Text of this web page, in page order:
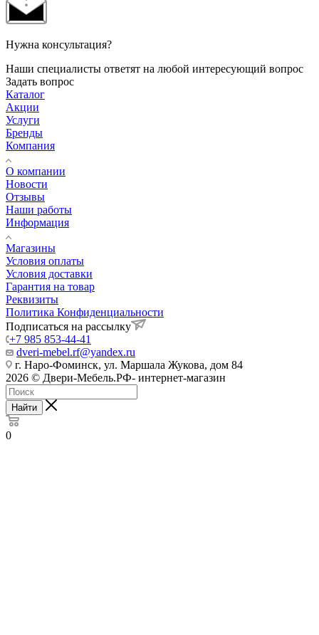
Нужна консультация?
Наши специалисты ответят на любой интересующий вопрос
Задать вопрос
Каталог
Акции
Услуги
Бренды
Компания
О компании
Новости
Отзывы
Наши работы
Информация
Магазины
Условия оплаты
Условия доставки
Гарантия на товар
Реквизиты
Политика Конфиденциальности
Подписаться на рассылку
+7 985 853-44-41
dveri-mebel.rf@yandex.ru
г. Наро-Фоминск, ул. Маршала Жукова, дом 84
2026 © Двери-Мебель.РФ- интернет-магазин
Найти
0